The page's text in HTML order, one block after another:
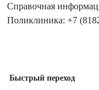
Справочная
Поликлиника: +7
Быстрый переход